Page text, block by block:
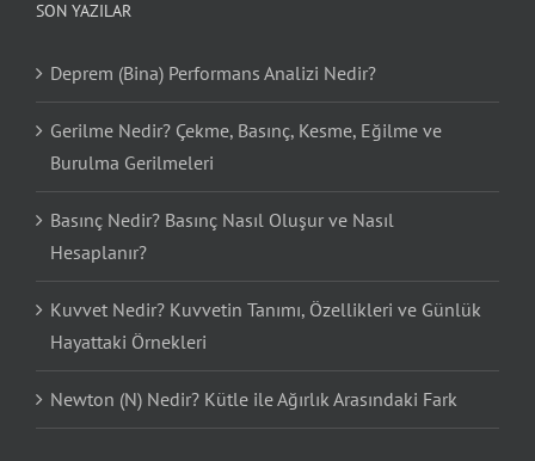
SON YAZILAR
Deprem (Bina) Performans Analizi Nedir?
Gerilme Nedir? Çekme, Basınç, Kesme, Eğilme ve
Burulma Gerilmeleri
Basınç Nedir? Basınç Nasıl Oluşur ve Nasıl
Hesaplanır?
Kuvvet Nedir? Kuvvetin Tanımı, Özellikleri ve Günlük
Hayattaki Örnekleri
Newton (N) Nedir? Kütle ile Ağırlık Arasındaki Fark